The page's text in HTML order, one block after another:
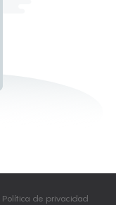
Política de privacidad